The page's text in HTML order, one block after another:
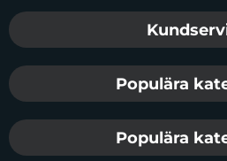
Sidfot Blandad
Populära
Populära